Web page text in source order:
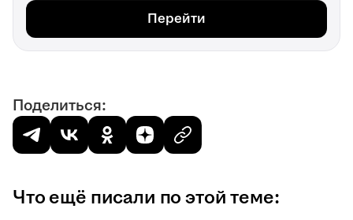
Перейти
Поделиться:
Что ещё писали по этой теме: